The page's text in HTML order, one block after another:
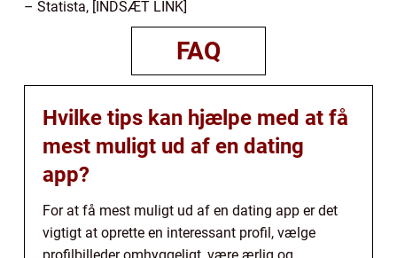
– Statista, [INDSÆT LINK]
FAQ
Hvilke tips kan hjælpe med at få
mest muligt ud af en dating
app?
For at få mest muligt ud af en dating app er det
vigtigt at oprette en interessant profil, vælge